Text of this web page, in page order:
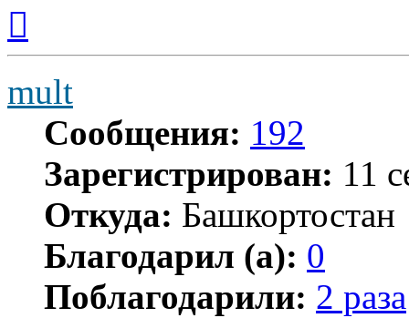
началу
mult
Сообщения: 192
Зарегистрирован: 11
Откуда: Башкортостан
Благодарил (а): 0
Поблагодарили: 2 раза